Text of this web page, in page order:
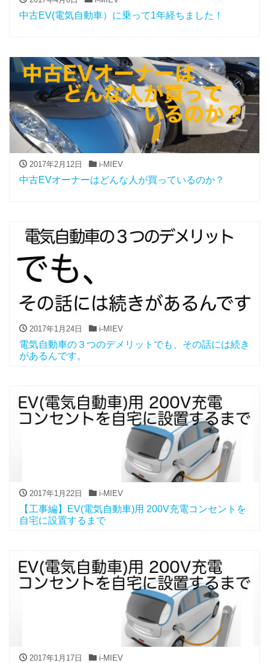
中古EV(電気自動車）に乗って1年経ちました！
2017年2月12日 i-MIEV
中古EVオーナーはどんな人が買っているのか？
2017年1月24日 i-MIEV
電気自動車の３つのデメリットでも、その話には続き
があるんです。
2017年1月22日 i-MIEV
【工事編】EV(電気自動車)用 200V充電コンセントを
自宅に設置するまで
2017年1月17日 i-MIEV